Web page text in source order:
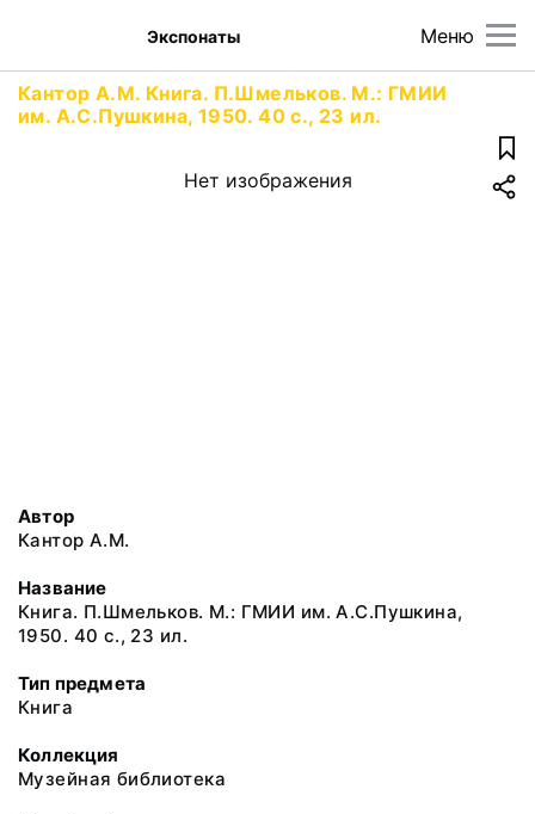
Меню
Экспонаты
Кантор А.М. Книга. П.Шмельков. М.: ГМИИ
им. А.С.Пушкина, 1950. 40 с., 23 ил.
Нет изображения
Автор
Кантор А.М.
Название
Книга. П.Шмельков. М.: ГМИИ им. А.С.Пушкина,
1950. 40 с., 23 ил.
Тип предмета
Книга
Коллекция
Музейная библиотека